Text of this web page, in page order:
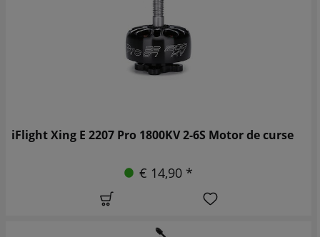
iFlight Xing E 2207 Pro 1800KV 2-6S Motor de curse
€ 14,90 *